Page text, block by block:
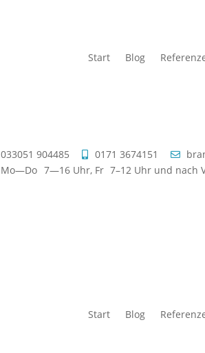
Start Blog
033051 904485 0171 3674151
Mo—Do 7—16 Uhr,Fr 7–12 Uhr und nach
Start Blog